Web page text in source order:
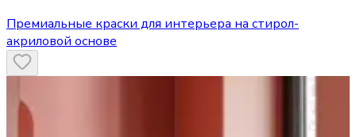
Премиальные краски для интерьера на стирол-
акриловой основе